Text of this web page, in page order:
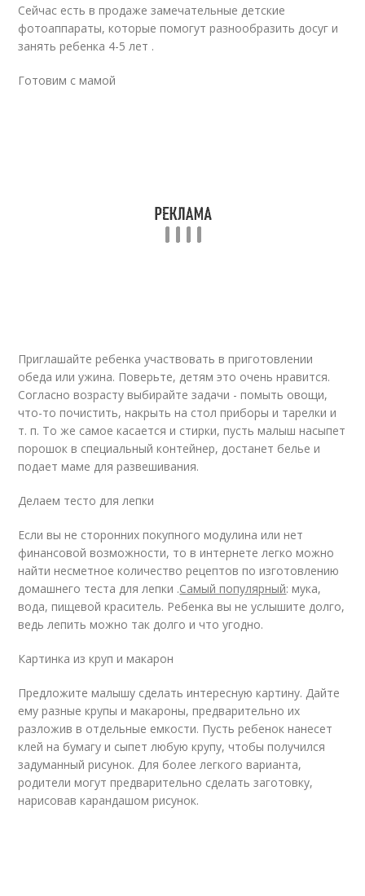
Сейчас есть в продаже замечательные детские
фотоаппараты, которые помогут разнообразить досуг и
занять ребенка 4-5 лет .
Готовим с мамой
Приглашайте ребенка участвовать в приготовлении
обеда или ужина. Поверьте, детям это очень нравится.
Согласно возрасту выбирайте задачи - помыть овощи,
что-то почистить, накрыть на стол приборы и тарелки и
т. п. То же самое касается и стирки, пусть малыш насыпет
порошок в специальный контейнер, достанет белье и
подает маме для развешивания.
Делаем тесто для лепки
Если вы не сторонних покупного модулина или нет
финансовой возможности, то в интернете легко можно
найти несметное количество рецептов по изготовлению
домашнего теста для лепки .Самый популярный: мука,
вода, пищевой краситель. Ребенка вы не услышите долго,
ведь лепить можно так долго и что угодно.
Картинка из круп и макарон
Предложите малышу сделать интересную картину. Дайте
ему разные крупы и макароны, предварительно их
разложив в отдельные емкости. Пусть ребенок нанесет
клей на бумагу и сыпет любую крупу, чтобы получился
задуманный рисунок. Для более легкого варианта,
родители могут предварительно сделать заготовку,
нарисовав карандашом рисунок.